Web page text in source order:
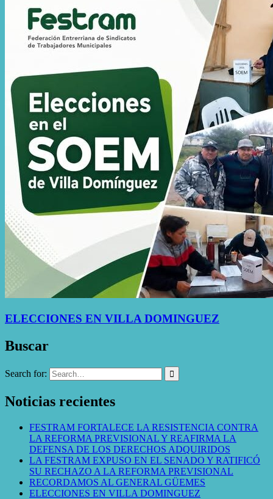
ELECCIONES EN VILLA DOMINGUEZ
Buscar
Search for:
Noticias recientes
FESTRAM FORTALECE LA RESISTENCIA CONTRA
LA REFORMA PREVISIONAL Y REAFIRMA LA
DEFENSA DE LOS DERECHOS ADQUIRIDOS
LA FESTRAM EXPUSO EN EL SENADO Y RATIFICÓ
SU RECHAZO A LA REFORMA PREVISIONAL
RECORDAMOS AL GENERAL GÜEMES
ELECCIONES EN VILLA DOMINGUEZ